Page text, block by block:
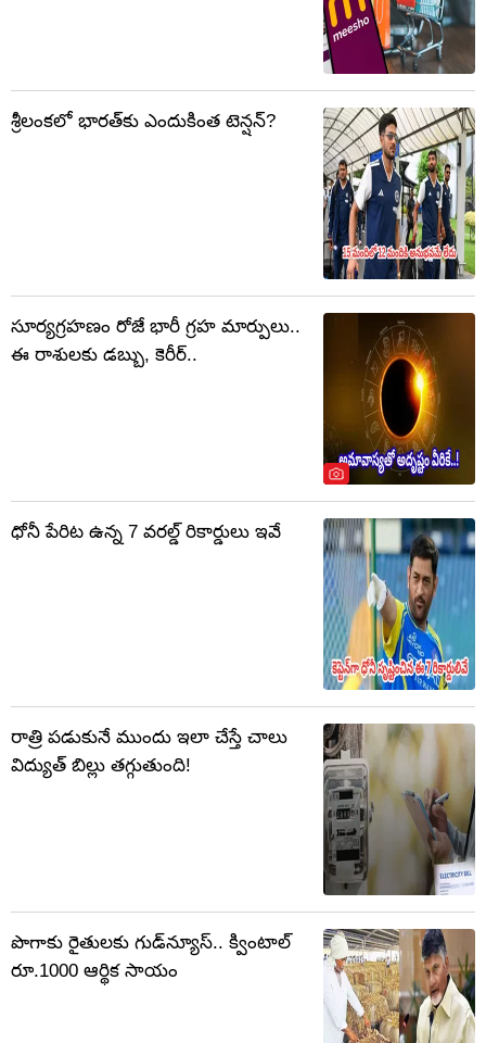
శ్రీలంకలో భారత్‌కు ఎందుకింత టెన్షన్?
సూర్యగ్రహణం రోజే భారీ గ్రహ మార్పులు..
ఈ రాశులకు డబ్బు, కెరీర్‌..
ధోనీ పేరిట ఉన్న 7 వరల్డ్ రికార్డులు ఇవే
రాత్రి పడుకునే ముందు ఇలా చేస్తే చాలు
విద్యుత్ బిల్లు తగ్గుతుంది!
పొగాకు రైతులకు గుడ్‌న్యూస్.. క్వింటాల్‌
రూ.1000 ఆర్థిక సాయం